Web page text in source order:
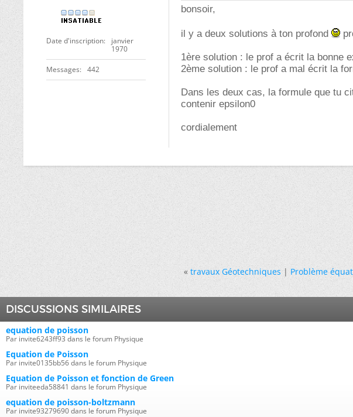
Date d'inscription
janvier
1970
Messages 442
bonsoir,
il y a deux solutions à ton profond
1ère solution : le prof a écrit la bonne
2ème solution : le prof a mal écrit la
Dans les deux cas, la formule que tu
contenir epsilon0
cordialement
« travaux Géotechniques|Problème
DISCUSSIONS SIMILAIRES
equation de poisson
Par invite6243ff93 dans le forum Physique
Equation de Poisson
Par invite0135bb56 dans le forum Physique
Equation de Poisson et fonction de Green
Par inviteeda58841 dans le forum Physique
equation de poisson-boltzmann
Par invite93279690 dans le forum Physique